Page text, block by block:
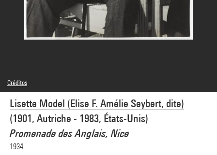
Lisette Model (Elise F. Amélie Seybert, dite)
(1901, Autriche - 1983, États-Unis)
Promenade des Anglais, Nice
1934
Créditos
© Estate of Lisette Model, courtesy Lebon, Paris / Keitelman, Brussels
Créditos fotográficos : Centre Pompidou, MNAM-CCI/Cecilia Laulanne/Dist.
GrandPalaisRmn
Referencia de la imagen : 4N99777
Difusión de la imagen :GrandPalaisRmnPhoto